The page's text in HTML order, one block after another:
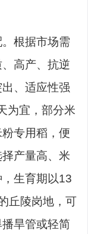
根据市场需
高产、抗逆
、适应性强
为宜，部分米
专用稻，便
产量高、米
生育期以13
丘陵岗地，可
旱管或轻简